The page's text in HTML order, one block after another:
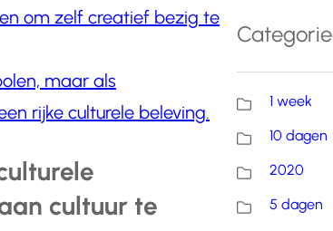
om zelf creatief bezig te
maar als
rijke culturele beleving.
cultuur te
1 week
10 dagen
2020
5 dagen